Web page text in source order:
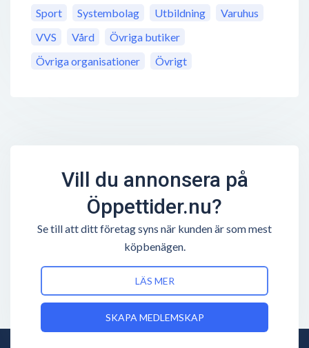
Sport
Systembolag Utbildning
Varuhus
VVS
Vård
Övriga butiker
Övriga organisationer
Övrigt
Vill du annonsera på
Öppettider.nu?
Se till att ditt företag syns när kunden är som mest
köpbenägen.
LÄS MER
SKAPA MEDLEMSKAP